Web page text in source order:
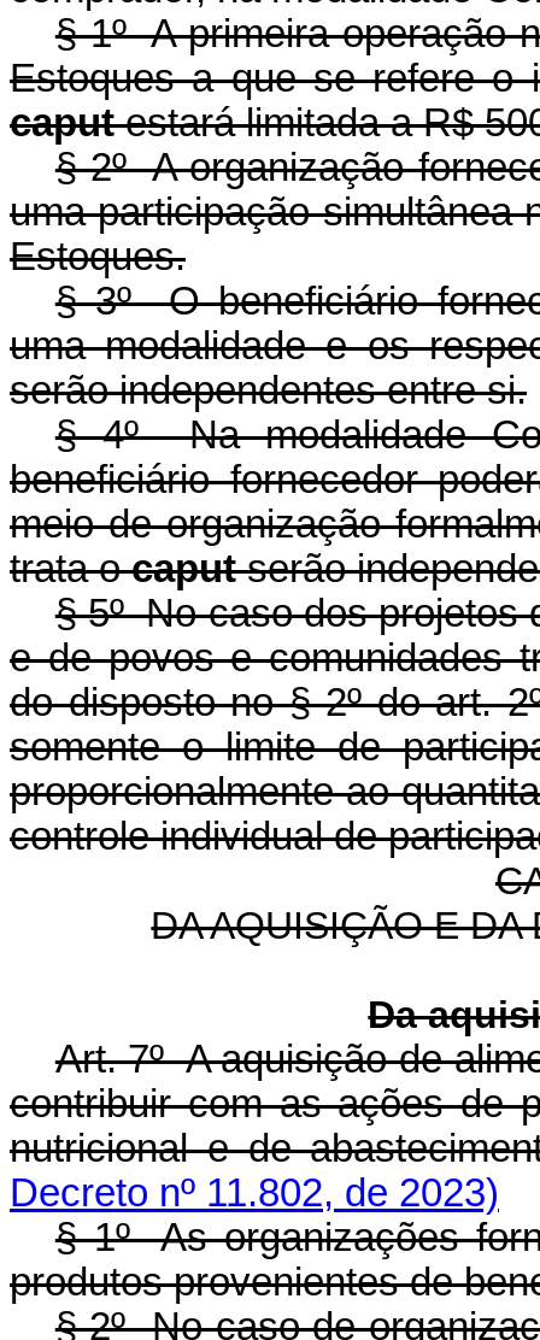
§ 1º A primeira operação
Estoques a que se refere o
caputestará limitada a R$
§ 2º A organização
uma participação simultânea
Estoques.
§ 3º O beneficiário
uma modalidade e os
serão independentes entre si.
§ 4º Na modalidade
beneficiário fornecedor
meio de organização
trata ocaputserão
§ 5º No caso dos projetos
e de povos e comunidades
do disposto no § 2º do art.
somente o limite de
proporcionalmente ao
controle individual de
DA AQUISIÇÃO E
Da
Art. 7º A aquisição de
contribuir com as ações de
nutricional e de
Decreto nº 11.802, de 2023)
§ 1º As organizações
produtos provenientes de
§ 2º No caso de